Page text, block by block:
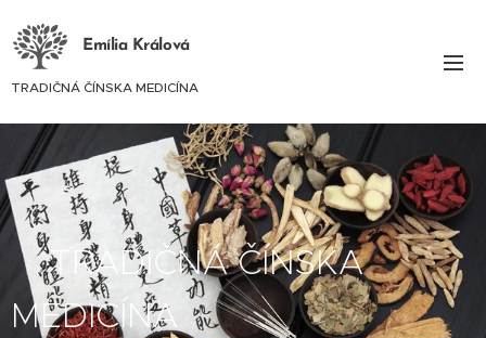
Emília Králová
TRADIČNÁ ČÍNSKA MEDICÍNA
TRADIČNÁ ČÍNSKA
MEDICÍNA